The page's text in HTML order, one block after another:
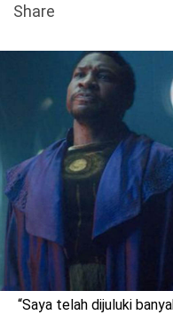
Share
“Saya telah dijuluki